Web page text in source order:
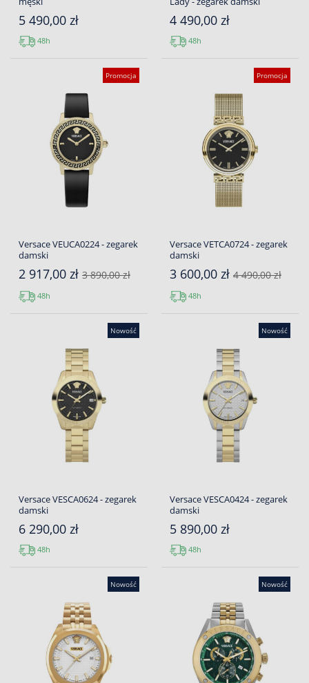
5 490,00 zł
48h
4 490,00 zł
48h
Promocja
Versace VEUCA0224 - zegarek
damski
2 917,00 zł 3 890,00 zł
48h
Promocja
Versace VETCA0724 - zegarek
damski
3 600,00 zł 4 490,00 zł
48h
Nowość
Versace VESCA0624 - zegarek
damski
6 290,00 zł
48h
Nowość
Versace VESCA0424 - zegarek
damski
5 890,00 zł
48h
Nowość Nowość